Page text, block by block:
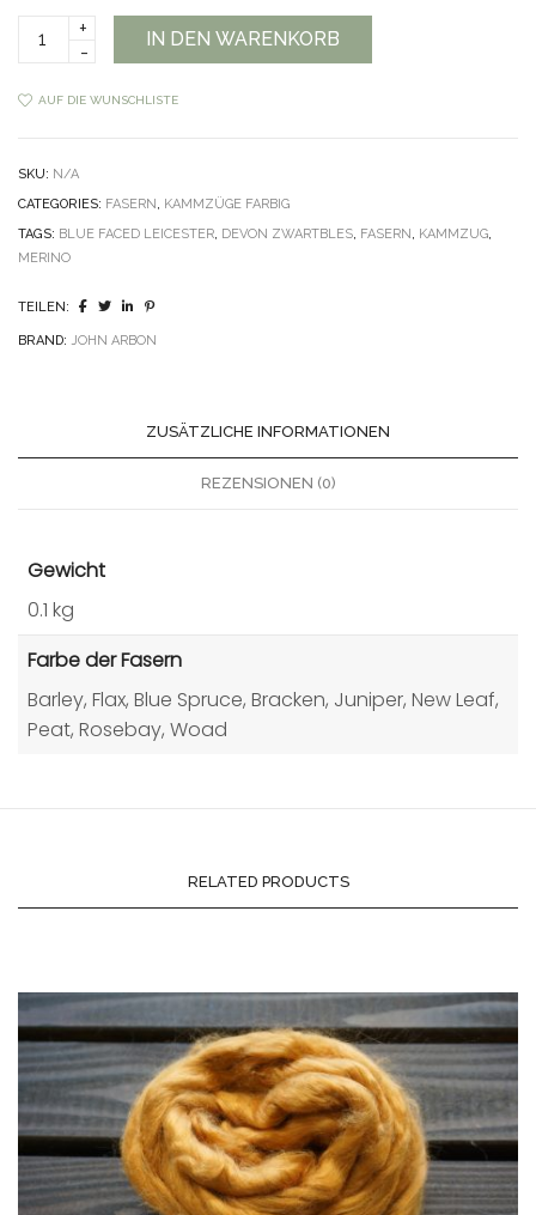
Harvest
Hue
IN DEN WARENKORB
AUF DIE WUNSCHLISTE
SKU: N/A
CATEGORIES: FASERN , KAMMZÜGE FARBIG
TAGS: BLUE FACED LEICESTER, DEVON ZWARTBLES, FASERN , KAMMZUG,
MERINO
TEILEN:
BRAND: JOHN ARBON
ZUSÄTZLICHE INFORMATIONEN
REZENSIONEN (0)
Gewicht
0.1 kg
Farbe der Fasern
Barley, Flax, Blue Spruce, Bracken, Juniper, New Leaf,
Peat, Rosebay, Woad
RELATED PRODUCTS